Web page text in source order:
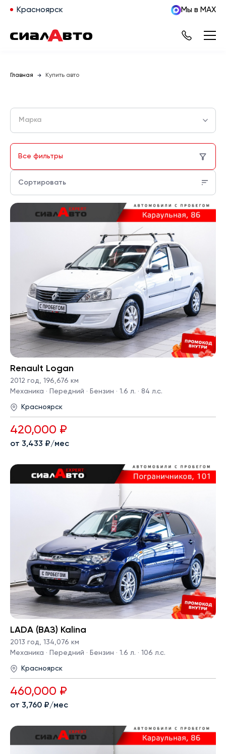
Красноярск Мы в MAX
Главная Купить авто
Марка
Все фильтры
Сортировать
Renault Logan
2012 год, 196,676 км
Механика · Передний · Бензин · 1.6 л. · 84 л.с.
Красноярск
420,000 ₽
от 3,433 ₽/мес
LADA (ВАЗ) Kalina
2013 год, 134,076 км
Механика · Передний · Бензин · 1.6 л. · 106 л.с.
Красноярск
460,000 ₽
от 3,760 ₽/мес